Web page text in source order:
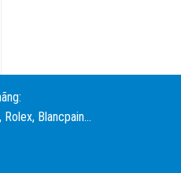
Rolex, Blancpain...